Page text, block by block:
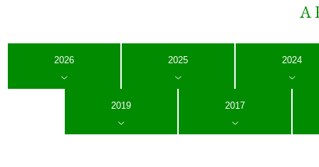
2026 2025 2024
2019 2017